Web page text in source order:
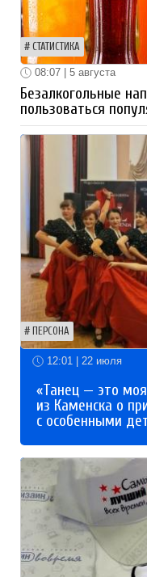
СТАТИСТИКА
08:07 | 5 августа
Безалкогольные
пользоваться
ПЕРСОНА
12:01 | 22 июля
«Танец — это
из Каменска о
с особенными